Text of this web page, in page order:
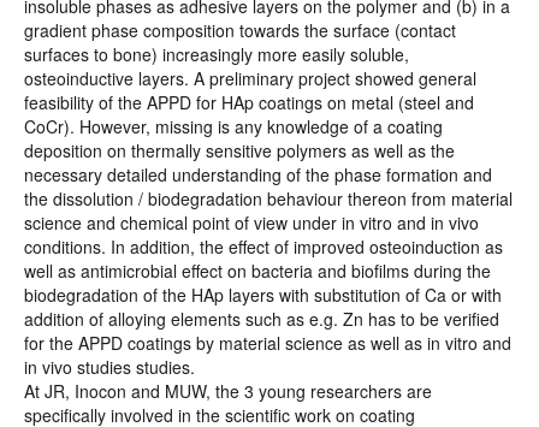
insoluble phases as adhesive layers on the polymer and (b) in a
gradient phase composition towards the surface (contact
surfaces to bone) increasingly more easily soluble,
osteoinductive layers. A preliminary project showed general
feasibility of the APPD for HAp coatings on metal (steel and
CoCr). However, missing is any knowledge of a coating
deposition on thermally sensitive polymers as well as the
necessary detailed understanding of the phase formation and
the dissolution / biodegradation behaviour thereon from material
science and chemical point of view under in vitro and in vivo
conditions. In addition, the effect of improved osteoinduction as
well as antimicrobial effect on bacteria and biofilms during the
biodegradation of the HAp layers with substitution of Ca or with
addition of alloying elements such as e.g. Zn has to be verified
for the APPD coatings by material science as well as in vitro and
in vivo studies studies.
At JR, Inocon and MUW, the 3 young researchers are
specifically involved in the scientific work on coating